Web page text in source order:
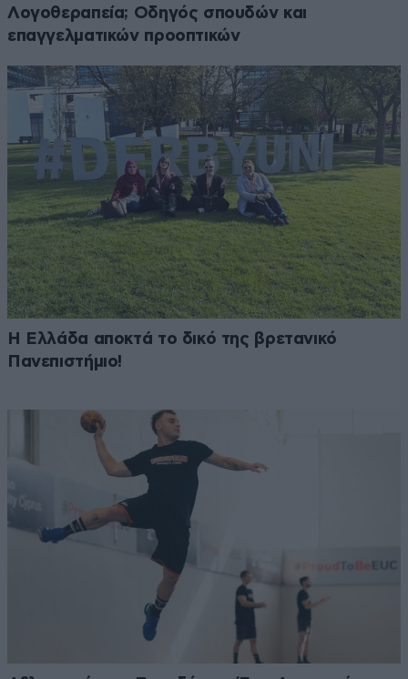
Λογοθεραπεία; Οδηγός σπουδών και
επαγγελματικών προοπτικών
Η Ελλάδα αποκτά το δικό της βρετανικό
Πανεπιστήμιο!